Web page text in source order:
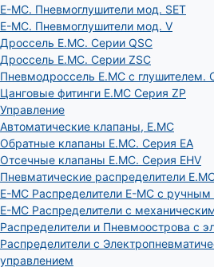
E-MC. Пневмоглушители мод. SET
E-MC. Пневмоглушители мод. V
Дроссель E.MC. Серии QSC
Дроссель E.MC. Серии ZSC
Пневмодроссель E.MC с глушителем.
Цанговые фитинги E.MC Серия ZP
Управление
Автоматические клапаны, Е.МС
Обратные клапаны E.MC. Серия EA
Отсечные клапаны E.MC. Серия EHV
Пневматические распределители
E-MC Распределители E-MC с
E-MC Распределители с
Распределители и Пневмоострова с
Распределители с
управлением